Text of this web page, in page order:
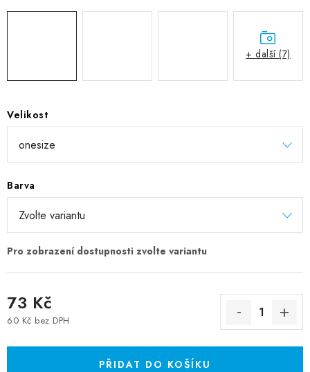
TEXTIL S VLASTNÍM POTISKEM
Jak nakupovat Potisk textilu/výšivka
Výměna/vrácení zboží
Obchodní podmínky
GDPR + cookies
Velikost
Barva
73 Kč
60 Kč bez DPH
PŘIDAT DO KOŠÍKU
+ další (7)